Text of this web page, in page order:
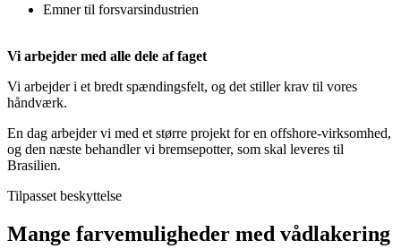
Emner til forsvarsindustrien
Vi arbejder med alle dele af faget
Vi arbejder i et bredt spændingsfelt, og det stiller krav til vores
håndværk.
En dag arbejder vi med et større projekt for en offshore-virksomhed,
og den næste behandler vi bremsepotter, som skal leveres til
Brasilien.
Tilpasset beskyttelse
Mange farvemuligheder med vådlakering